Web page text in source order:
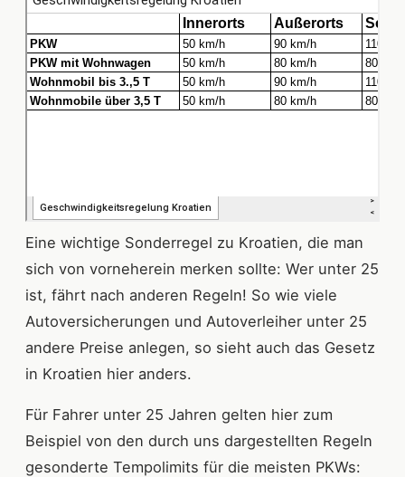
Eine wichtige Sonderregel zu Kroatien, die man
sich von vorneherein merken sollte: Wer unter 25
ist, fährt nach anderen Regeln! So wie viele
Autoversicherungen und Autoverleiher unter 25
andere Preise anlegen, so sieht auch das Gesetz
in Kroatien hier anders.
Für Fahrer unter 25 Jahren gelten hier zum
Beispiel von den durch uns dargestellten Regeln
gesonderte Tempolimits für die meisten PKWs: